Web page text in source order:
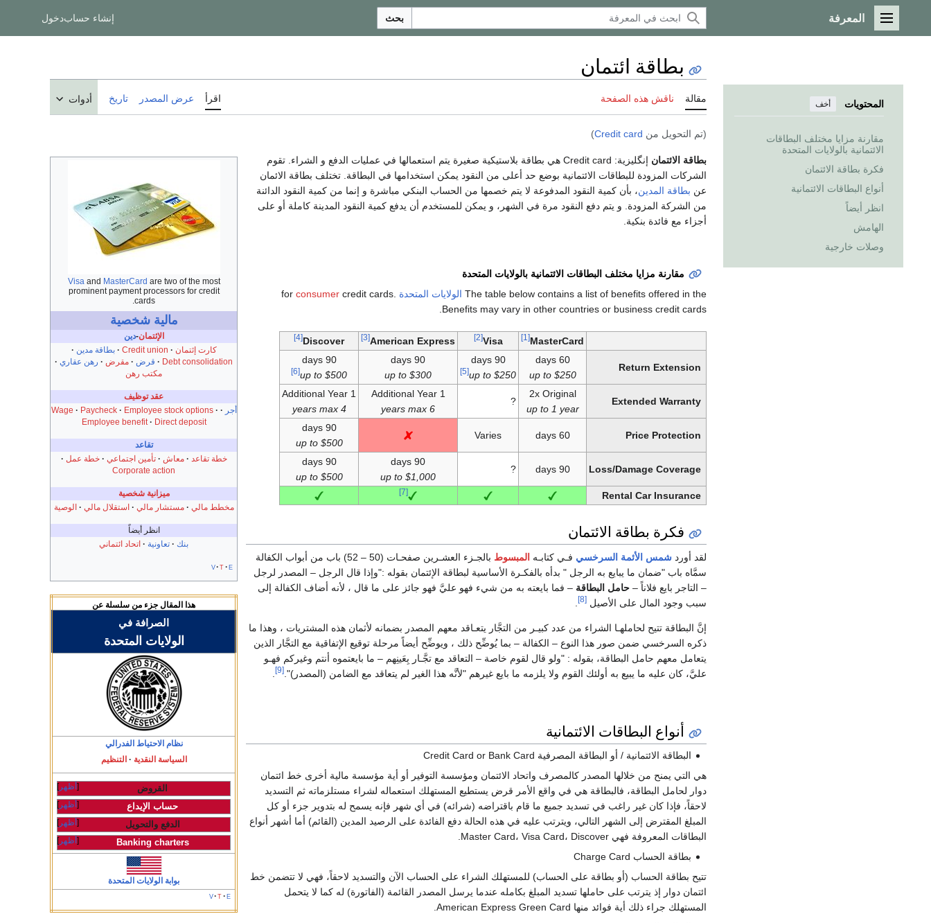
القائمة الرئيسية
المعرفة بحث إنشاء حسابدخول
المحتويات أخف
مقارنة مزايا مختلف البطاقات
الائتمانية بالولايات المتحدة
فكرة بطاقة الائتمان
أنواع البطاقات الائتمانية
انظر أيضاً
الهامش
وصلات خارجية
بطاقة ائتمان
مقالة ناقش هذه الصفحة اقرأ عرض المصدر تاريخ أدوات
(تم التحويل من Credit card
)
Visa and MasterCard are two of the most
prominent payment processors for credit
cards.
مالية شخصية
الإئتمان-دين
كارت إئتمان
Credit union
بطاقة مدين
Debt consolidation
قرض مقرض
رهن عقاري
مكتب رهن
عقد توظيف
أجر
Wage Paycheck
Employee stock options
Employee benefit
Direct deposit
تقاعد
خطة تقاعد
معاش تأمين اجتماعي
خطة عمل
Corporate action
ميزانية شخصية
مخطط مالي
مستشار مالي استقلال مالي الوصية
انظر أيضاً
بنك
تعاونية اتحاد ائتماني
v t e
هذا المقال جزء من سلسلة عن
الصرافة في
الولايات المتحدة
نظام الاحتياط الفدرالي
السياسة النقدية
التنظيم
أظهر القروض
أظهر حساب الإيداع
أظهر الدفع والتحويل
أظهر Banking charters
بوابة الولايات المتحدة
v t e
بطاقة الائتمان إنگليزية: Credit card هي بطاقة بلاستيكية صغيرة يتم استعمالها في عمليات الدفع و الشراء. تقوم
الشركات المزودة للبطاقات الائتمانية بوضع حد أعلى من النقود يمكن استخدامها في البطاقة. تختلف بطاقة الائمان
عن بطاقة المدين، بأن كمية النقود المدفوعة لا يتم خصمها من الحساب البنكي مباشرة و إنما من كمية النقود الدائنة
من الشركة المزودة. و يتم دفع النقود مرة في الشهر، و يمكن للمستخدم أن يدفع كمية النقود المدينة كاملة أو على
أجزاء مع فائدة بنكية.
مقارنة مزايا مختلف البطاقات الائتمانية بالولايات المتحدة
The table below contains a list of benefits offered in the الولايات المتحدة consumer credit cards.
Benefits may vary in other countries or business credit cards.
MasterCard
[1]
Visa
[2]
American Express
[3]
Discover
[4]
Return Extension
60 days
up to $250
90 days
up to $250
[5]
90 days
up to $300
90 days
up to $500
[6]
Extended Warranty
2x Original
up to 1 year
?
1 Additional Year
6 years max
1 Additional Year
4 years max
Price Protection
60 days
Varies
90 days
up to $500
Loss/Damage Coverage
90 days
?
90 days
up to $1,000
90 days
up to $500
Rental Car Insurance
[7]
فكرة بطاقة الائتمان
لقد أورد شمس الأئمة السرخسي فـي كتابـه المبسوط
بالجـزء العشـرين صفحـات (50 – 52) باب من أبواب الكفالة
سمَّاه باب "ضمان ما يبايع به الرجل " بدأه بالفكـرة الأساسية لبطاقة الإئتمان بقوله :"وإذا قال الرجل – المصدر لرجل
– التاجر بايع فلاناً – حامل البطاقة – فما بايعته به من شيء فهو عليَّ فهو جائز على ما قال ، لأنه أضاف الكفالة إلى
سبب وجود المال على الأصيل [8]
إنَّ البطاقة تتيح لحاملهـا الشراء من عدد كبيـر من التجَّار يتعـاقد معهم المصدر بضمانه لأثمان هذه المشتريات ، وهذا ما
ذكره السرخسي ضمن صور هذا النوع – الكفالة – بما يُوضِّح ذلك ، ويوضِّح أيضاً مرحلة توقيع الإتفاقية مع التجَّار الذين
يتعامل معهم حامل البطاقة، بقوله : "ولو قال لقوم خاصة – التعاقد مع تجَّـار بِعَينِهم – ما بايعتموه أنتم وغيركم فهـو
عليَّ، كان عليه ما يبيع به أولئك القوم ولا يلزمه ما بايع غيرهم "لأنَّه هذا الغير لم يتعاقد مع الضامن (المصدر)". [9]
أنواع البطاقات الائتمانية
البطاقة الائتمانية / أو البطاقة المصرفية Credit Card or Bank Card
هي التي يمنح من خلالها المصدر كالمصرف واتحاد الائتمان ومؤسسة التوفير أو أية مؤسسة مالية أخرى خط ائتمان
دوار لحامل البطاقة، فالبطاقة هي في واقع الأمر قرض يستطيع المستهلك استعماله لشراء مستلزماته ثم التسديد
لاحقاً، فإذا كان غير راغب في تسديد جميع ما قام باقتراضه (شرائه) في أي شهر فإنه يسمح له بتدوير جزء أو كل
المبلغ المقترض إلى الشهر التالي، ويترتب عليه في هذه الحالة دفع الفائدة على الرصيد المدين (القائم) أما أشهر أنواع
البطاقات المعروفة فهي Master Card، Visa Card، Discover.
بطاقة الحساب Charge Card
تتيح بطاقة الحساب (أو بطاقة على الحساب) للمستهلك الشراء على الحساب الآن والتسديد لاحقاً، فهي لا تتضمن خط
ائتمان دوار إذ يترتب على حاملها تسديد المبلغ بكامله عندما يرسل المصدر القائمة (الفاتورة) له كما لا يتحمل
المستهلك جراء ذلك أية فوائد منها American Express Green Card.